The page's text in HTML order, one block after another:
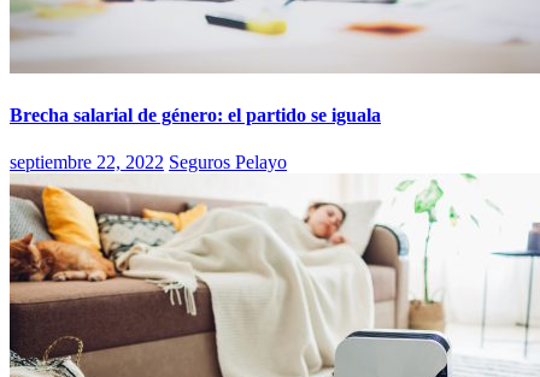
Brecha salarial de género: el partido se iguala
septiembre 22, 2022 Seguros Pelayo